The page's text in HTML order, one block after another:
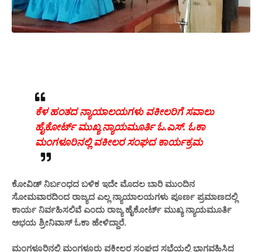
ಕೆಳ ಹಂತದ ನ್ಯಾಯಾಲಯಗಳು ವಕೀಲರಿಗೆ ಸವಾಲು
ಹೈಕೋರ್ಟ್ ಮುಖ್ಯ ನ್ಯಾಯಮೂರ್ತಿ ಓ.ಎಸ್. ಓಕಾ
ಮಂಗಳೂರಿನಲ್ಲಿ ವಕೀಲರ ಸಂಘದ ಕಾರ್ಯಕ್ರಮ
ಕೋವಿಡ್ ನಿರ್ಬಂಧದ ಬಳಿಕ ಇದೇ ಮೊದಲ ಬಾರಿ ಮುಂದಿನ
ಸೋಮವಾರದಿಂದ ರಾಜ್ಯದ ಎಲ್ಲ ನ್ಯಾಯಾಲಯಗಳು ಪೂರ್ಣ ಪ್ರಮಾಣದಲ್ಲಿ
ಕಾರ್ಯ ನಿರ್ವಹಿಸಲಿವೆ ಎಂದು ರಾಜ್ಯ ಹೈಕೋರ್ಟ್‌ ಮುಖ್ಯ ನ್ಯಾಯಮೂರ್ತಿ
ಅಭಯ ಶ್ರೀನಿವಾಸ್ ಓಕಾ ಹೇಳಿದ್ದಾರೆ.
ಮಂಗಳೂರಿನಲ್ಲಿ ಮಂಗಳೂರು ವಕೀಲರ ಸಂಘದ ಸಭೆಯಲ್ಲಿ ಭಾಗವಹಿಸಿದ